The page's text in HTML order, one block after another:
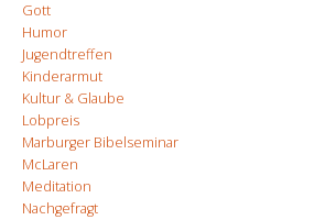
Gott
Humor
Jugendtreffen
Kinderarmut
Kultur & Glaube
Lobpreis
Marburger Bibelseminar
McLaren
Meditation
Nachgefragt